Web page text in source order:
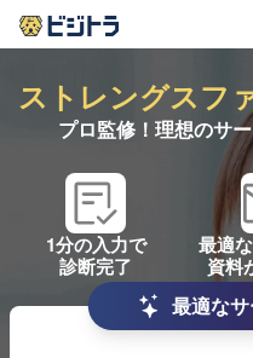
ストレングスフ
プロ監修！理想のサ
1分の入力で
診断完了
最適
資料
最適な